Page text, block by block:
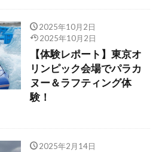
2025年10月2日
2025年10月2日
【体験レポート】東京オ
リンピック会場でパラカ
ヌー＆ラフティング体
験！
2025年2月14日